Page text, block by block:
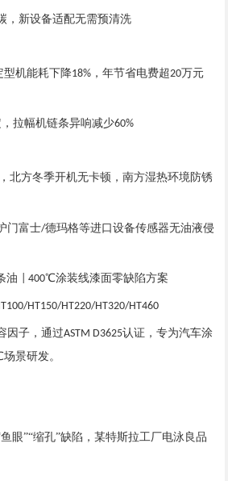
，新设备适配无需预清洗
型机能耗下降18% ，年节省电费超20万元
拉幅机链条异响减少60%
北方冬季开机无卡顿，南方湿热环境防锈
门富士/德玛格等进口设备传感器无油液侵
油 | 400℃涂装线漆面零缺陷方案
HT150/HT220/HT320/HT460
因子，通过ASTM D3625认证，专为汽车涂
景研发。
眼”“缩孔”缺陷，某特斯拉工厂电泳良品